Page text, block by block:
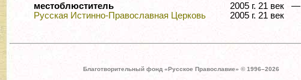
местоблюститель
Русская Истинно-Православная Церковь
2005 г. 21 век —
2005 г. 21 век
Благотворительный фонд «Русское Православие» © 1996–2026